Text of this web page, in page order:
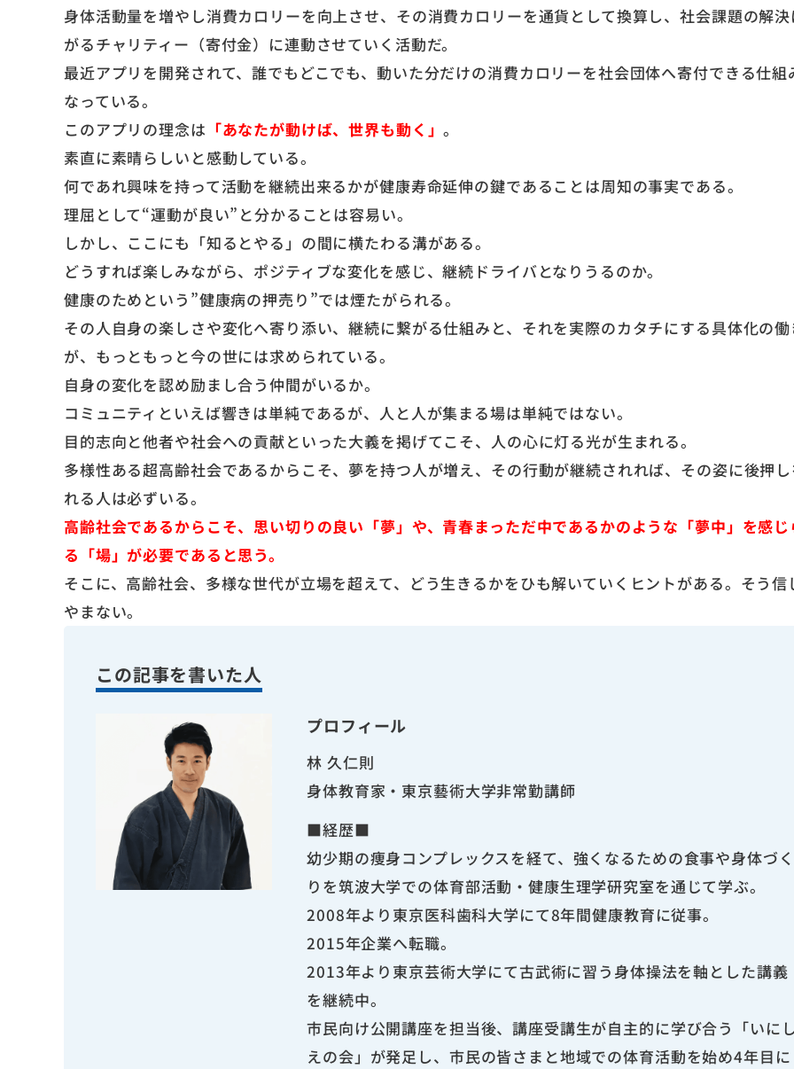
身体活動量を増やし消費カロリーを向上させ、その消費カロリーを通貨として換算し、社会課題の解
がるチャリティー（寄付金）に連動させていく活動だ。
最近アプリを開発されて、誰でもどこでも、動いた分だけの消費カロリーを社会団体へ寄付できる仕組
なっている。
このアプリの理念は 「あなたが動けば、世界も動く」。
素直に素晴らしいと感動している。
何であれ興味を持って活動を継続出来るかが健康寿命延伸の鍵であることは周知の事実である。
理屈として“運動が良い”と分かることは容易い。
しかし、ここにも「知るとやる」の間に横たわる溝がある。
どうすれば楽しみながら、ポジティブな変化を感じ、継続ドライバとなりうるのか。
健康のためという”健康病の押売り”では煙たがられる。
その人自身の楽しさや変化へ寄り添い、継続に繋がる仕組みと、それを実際のカタチにする具体化の働
が、もっともっと今の世には求められている。
自身の変化を認め励まし合う仲間がいるか。
コミュニティといえば響きは単純であるが、人と人が集まる場は単純ではない。
目的志向と他者や社会への貢献といった大義を掲げてこそ、人の心に灯る光が生まれる。
多様性ある超高齢社会であるからこそ、夢を持つ人が増え、その行動が継続されれば、その姿に後押し
れる人は必ずいる。
高齢社会であるからこそ、思い切りの良い「夢」や、青春まっただ中であるかのような「夢中」を感じ
る「場」が必要であると思う。
そこに、高齢社会、多様な世代が立場を超えて、どう生きるかをひも解いていくヒントがある。そう信
やまない。
この記事を書いた人
プロフィール
林 久仁則
身体教育家・東京藝術大学非常勤講師
■経歴■
幼少期の痩身コンプレックスを経て、強くなるための食事や身体づく
りを筑波大学での体育部活動・健康生理学研究室を通じて学ぶ。
2008年より東京医科歯科大学にて8年間健康教育に従事。
2015年企業へ転職。
2013年より東京芸術大学にて古武術に習う身体操法を軸とした講義
を継続中。
市民向け公開講座を担当後、講座受講生が自主的に学び合う「いに
えの会」が発足し、市民の皆さまと地域での体育活動を始め4年目に